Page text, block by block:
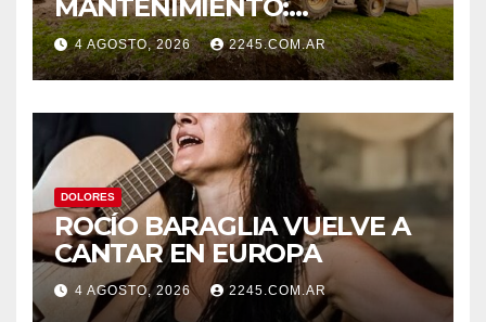
MANTENIMIENTO:
CONTINÚAN LOS TRABAJOS
DE ZANJEO EN DISTINTOS
SECTORES DE LA CIUDAD
4 AGOSTO, 2026 2245.COM.AR
DOLORES
ROCÍO BARAGLIA VUELVE A
CANTAR EN EUROPA
4 AGOSTO, 2026 2245.COM.AR